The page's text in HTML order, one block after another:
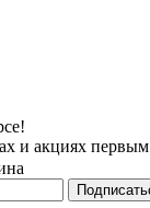
и акциях первым